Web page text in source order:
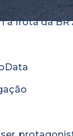
a frota da